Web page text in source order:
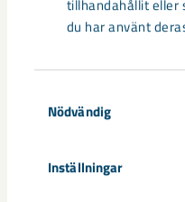
tillhandahållit eller
du har använt
Nödvändig
Inställningar
Så kan
säkerheten i
Utvecklingen av
robotar med armar och